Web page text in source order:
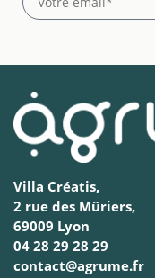
Villa Créatis,
2 rue des Mûriers,
69009 Lyon
04 28 29 28 29
contact@agrume.fr